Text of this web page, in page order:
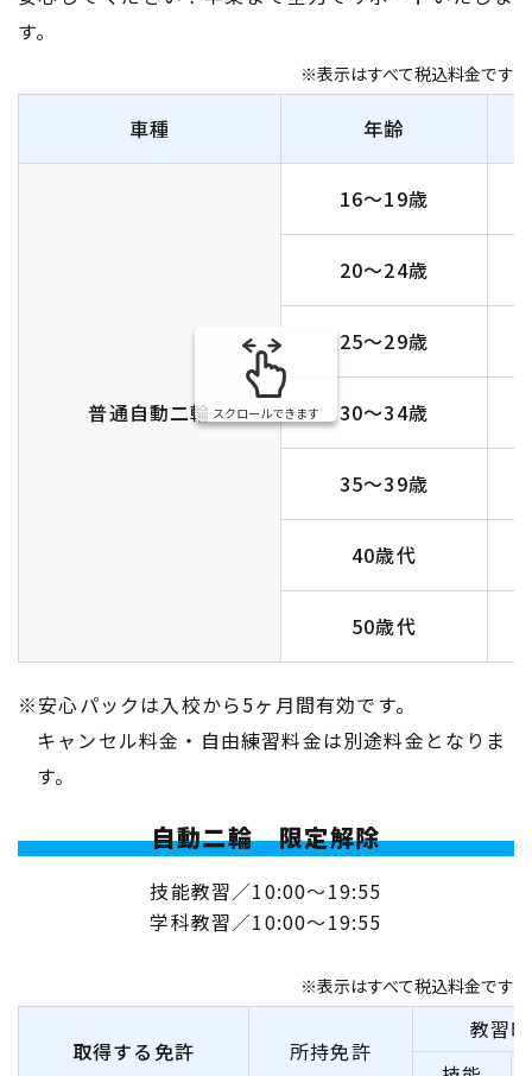
す。
※表示はすべて税込料金です
車種 年齢
普通自動二輪
16〜19歳
20〜24歳
25～29歳
30～34歳
35～39歳
40歳代
50歳代
スクロールできます
※安心パックは入校から5ヶ月間有効です。
キャンセル料金・自由練習料金は別途料金となりま
す。
自動二輪 限定解除
技能教習／10:00〜19:55
学科教習／10:00〜19:55
※表示はすべて税込料金です
取得する免許 所持免許
教習